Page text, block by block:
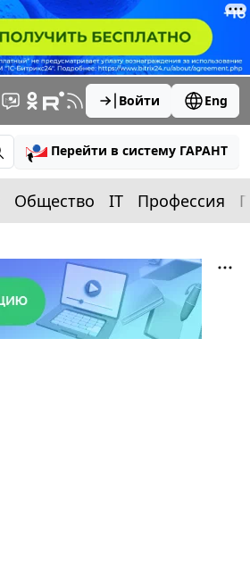
Войти Eng
Перейти в систему ГАРАНТ
Общество IT Профессия